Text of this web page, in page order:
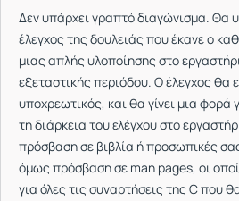
Δεν υπάρχει γραπτό διαγώνισμα. Θα
έλεγχος της δουλειάς που έκανε ο
μιας απλής υλοποίησης στο
εξεταστικής περιόδου. Ο έλεγχος θα
υποχρεωτικός, και θα γίνει μια φορά
τη διάρκεια του ελέγχου στο
πρόσβαση σε βιβλία ή προσωπικές
όμως πρόσβαση σε man pages, οι
για όλες τις συναρτήσεις της C που